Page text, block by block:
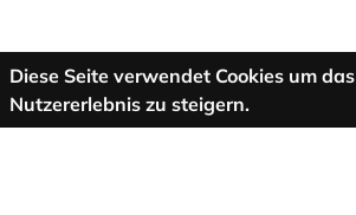
Diese Seite verwendet Cookies um das
Nutzererlebnis zu steigern.